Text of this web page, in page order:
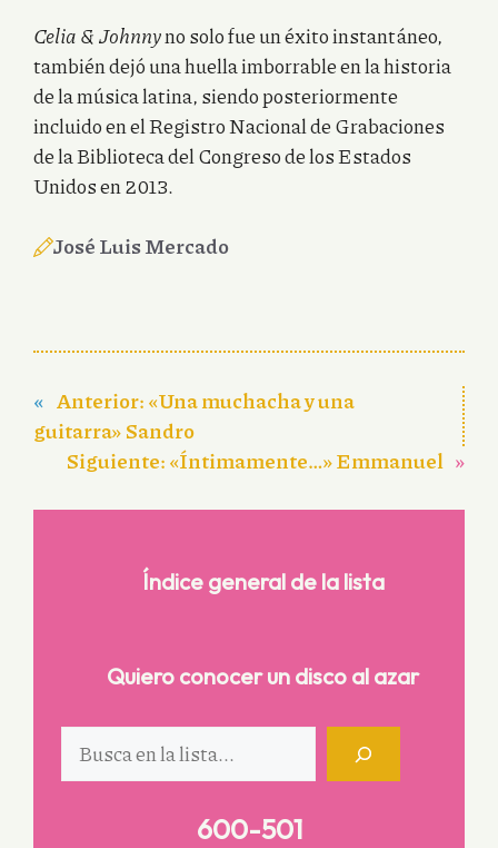
Celia & Johnnyno solo fue un éxito instantáneo,
también dejó una huella imborrable en la historia
de la música latina, siendo posteriormente
incluido en el Registro Nacional de Grabaciones
de la Biblioteca del Congreso de los Estados
Unidos en 2013.
José Luis Mercado
« Anterior:«Una muchacha y una
guitarra» Sandro
Siguiente:«Íntimamente…» Emmanuel »
Índice general de la lista
Quiero conocer un disco al azar
600-501